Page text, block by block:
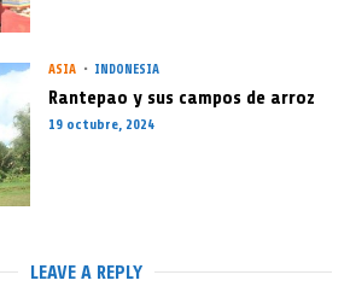
ASIA INDONESIA
Rantepao y sus campos de arroz
19 octubre, 2024
LEAVE A REPLY